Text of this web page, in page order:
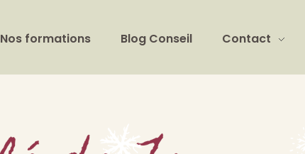
Nos formations Blog Conseil Contact